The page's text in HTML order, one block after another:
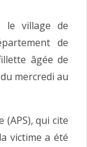
le village de
de
âgée de
mercredi au
(APS), qui cite
victime a été